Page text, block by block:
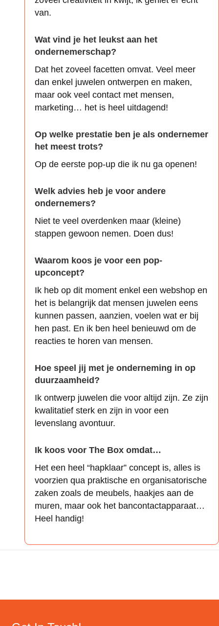
van.
Wat vind je het leukst aan het
ondernemerschap?
Dat het zoveel facetten omvat. Veel meer
dan enkel juwelen ontwerpen en maken,
maar ook veel contact met mensen,
marketing… het is heel uitdagend!
Op welke prestatie ben je als ondernemer
het meest trots?
Op de eerste pop-up die ik nu ga openen!
Welk advies heb je voor andere
ondernemers?
Niet te veel overdenken maar (kleine)
stappen gewoon nemen. Doen dus!
Waarom koos je voor een pop-
upconcept?
Ik heb op dit moment enkel een webshop en
het is belangrijk dat mensen juwelen eens
kunnen passen, aanzien, voelen wat er bij
hen past. En ik ben heel benieuwd om de
reacties te horen van mensen.
Hoe speel jij met je onderneming in op
duurzaamheid?
Ik ontwerp juwelen die voor altijd zijn. Ze zijn
kwalitatief sterk en zijn in voor een
levenslang avontuur.
Ik koos voor The Box omdat…
Het een heel “hapklaar” concept is, alles is
voorzien qua praktische en organisatorische
zaken zoals de meubels, haakjes aan de
muren, maar ook het bancontactapparaat…
Heel handig!